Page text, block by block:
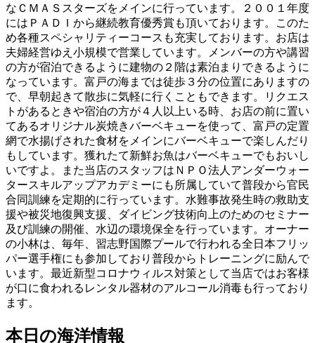
なＣＭＡＳスターズをメインに行っています。２００１年度
にはＰＡＤＩから継続教育優秀賞も頂いております。このた
め各種スペシャリティーコースも充実しております。お店は
夫婦経営ゆえ小規模で営業しています。メンバーの方や講習
の方が宿泊できるように建物の２階は素泊まりできるように
なっています。富戸の海までは徒歩３分の位置にありますの
で、早朝起きて散歩に気軽に行くこともできます。リクエス
トがあるときや宿泊の方が４人以上いる時、お店の前に置い
てあるオリジナル炭焼きバーベキューを使って、富戸の定置
網で水揚げされた食材をメインにバーベキューで楽しんだり
もしています。獲れたて新鮮お魚はバーベキューでもおいし
いですよ。また当店のスタッフはＮＰＯ法人アンダーウォー
タースキルアップアカデミーにも所属していて普段から官民
合同訓練を定期的に行っています。水難事故発生時の救助支
援や被災地復興支援、ダイビング技術向上のためのセミナー
及び訓練の開催、水辺の環境保全を行っています。オーナー
の小林は、毎年、習志野国際プールで行われる全日本フリッ
パー選手権にも参加しており普段からトレーニングに励んで
います。最近新型コロナウィルス対策として当店ではお客様
が口に食われるレンタル器材のアルコール消毒も行っており
ます。
本日の海洋情報